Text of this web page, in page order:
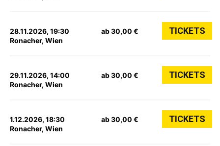
28.11.2026, 19:30
Ronacher, Wien
ab 30,00 € TICKETS
29.11.2026, 14:00
Ronacher, Wien
ab 30,00 € TICKETS
1.12.2026, 18:30
Ronacher, Wien
ab 30,00 € TICKETS